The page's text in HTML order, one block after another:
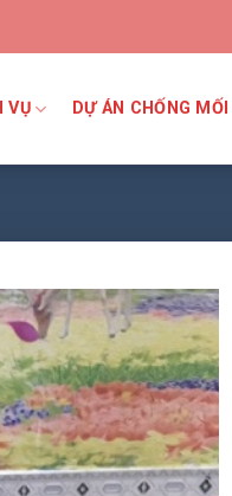
VỤ DỰ ÁN CHỐNG MỐI